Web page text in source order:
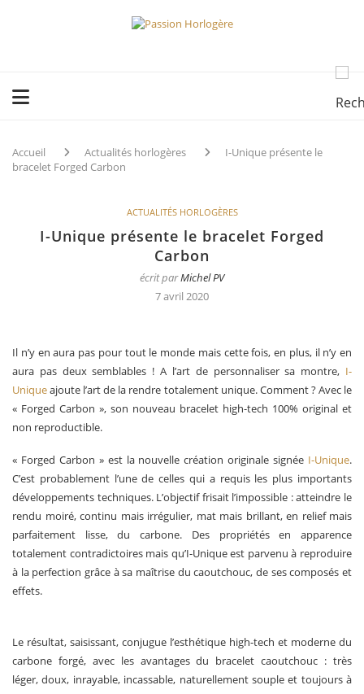
Accueil Actualités horlogères
I-Unique présente le
bracelet Forged Carbon
ACTUALITÉS HORLOGÈRES
I-Unique présente le bracelet Forged
Carbon
écrit parMichel PV
7 avril 2020
Il n’y en aura pas pour tout le monde mais cette fois, en plus, il n’y en
aura pas deux semblables ! A l’art de personnaliser sa montre, I-
Uniqueajoute l’art de la rendre totalement unique. Comment ? Avec le
« Forged Carbon », son nouveau bracelet high-tech 100% original et
non reproductible.
« Forged Carbon » est la nouvelle création originale signée I-Unique.
C’est probablement l’une de celles qui a requis les plus importants
développements techniques. L’objectif frisait l’impossible : atteindre le
rendu moiré, continu mais irrégulier, mat mais brillant, en relief mais
parfaitement lisse, du carbone. Des propriétés en apparence
totalement contradictoires mais qu’I-Unique est parvenu à reproduire
à la perfection grâce à sa maîtrise du caoutchouc, de ses composés et
effets.
Le résultat, saisissant, conjugue l’esthétique high-tech et moderne du
carbone forgé, avec les avantages du bracelet caoutchouc : très
léger, doux, inrayable, incassable, naturellement souple et toujours à